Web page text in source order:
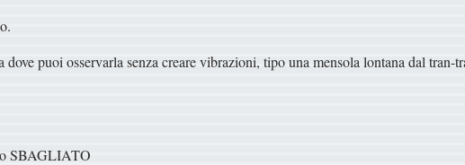
puoi osservarla senza creare vibrazioni, tipo una mensola lontana dal tran-
SBAGLIATO